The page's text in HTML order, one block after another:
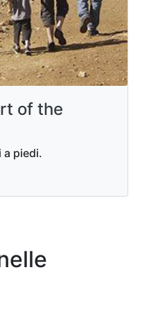
of the
a piedi.